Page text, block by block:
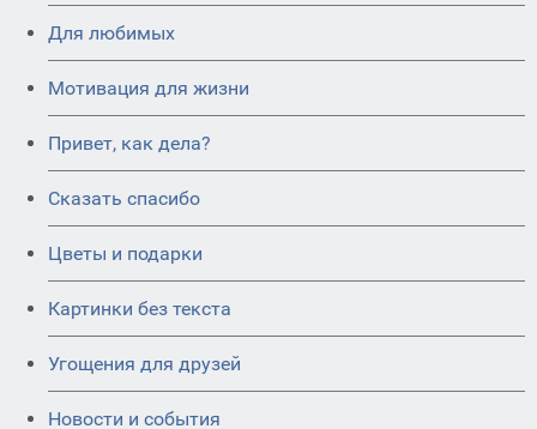
Для любимых
Мотивация для жизни
Привет, как дела?
Сказать спасибо
Цветы и подарки
Картинки без текста
Угощения для друзей
Новости и события